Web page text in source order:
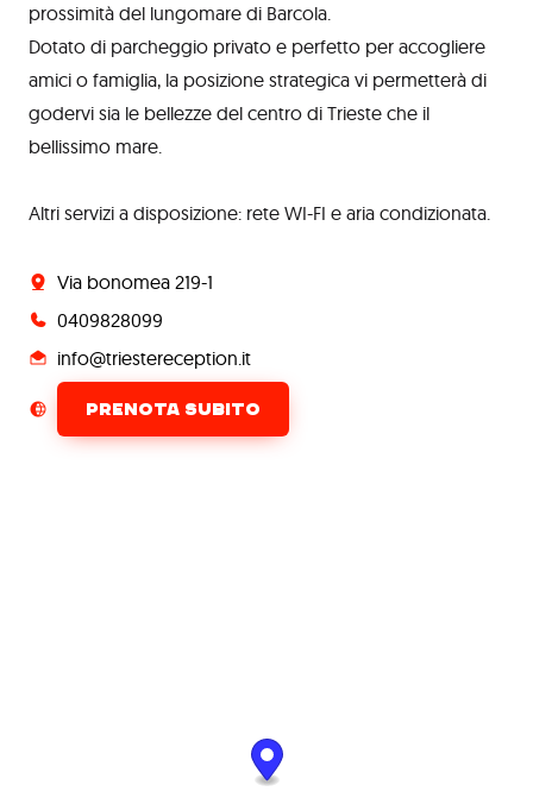
prossimità del lungomare di Barcola.
Dotato di parcheggio privato e perfetto per accogliere
amici o famiglia, la posizione strategica vi permetterà di
godervi sia le bellezze del centro di Trieste che il
bellissimo mare.
Altri servizi a disposizione: rete WI-FI e aria condizionata.
Via bonomea 219-1
0409828099
info@triestereception.it
PRENOTA SUBITO